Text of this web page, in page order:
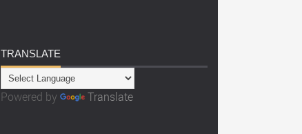
TRANSLATE
Powered by Translate